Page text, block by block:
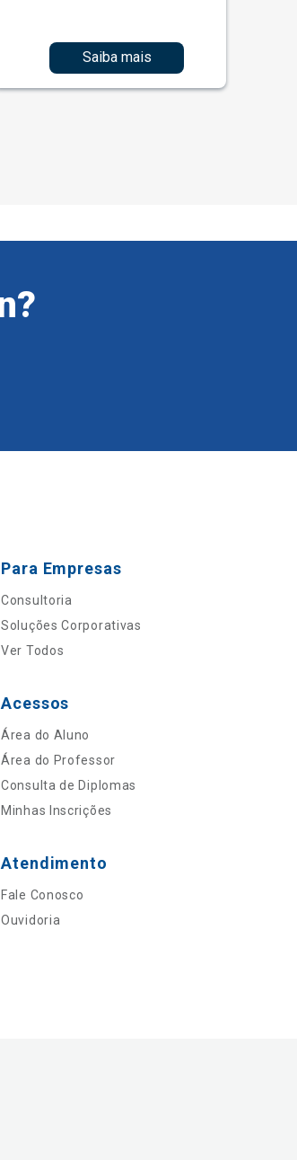
Saiba mais
Para Empresas
Consultoria
Soluções Corporativas
Ver Todos
Acessos
Área do Aluno
Área do Professor
Consulta de Diplomas
Minhas Inscrições
Atendimento
Fale Conosco
Ouvidoria